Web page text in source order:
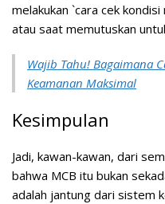
melakukan `cara cek
atau saat memutuskan
Wajib Tahu! Bagaimana
Keamanan Maksimal
Kesimpulan
Jadi, kawan-kawan, dari
bahwa MCB itu bukan
adalah jantung dari sistem